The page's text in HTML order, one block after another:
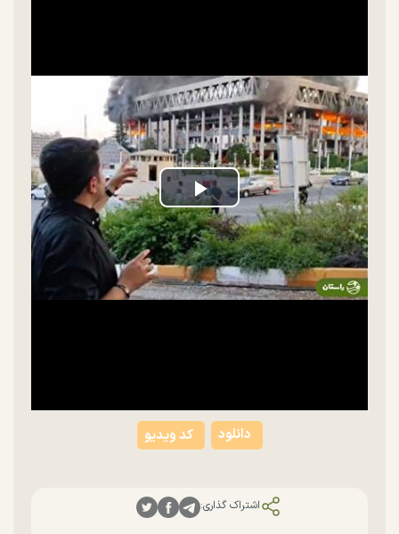
Play
Video
کد ویدیو دانلود
اشتراک گذاری: